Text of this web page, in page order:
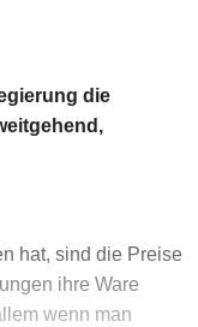
die
hat, sind die Preise
ihre Ware
wenn man